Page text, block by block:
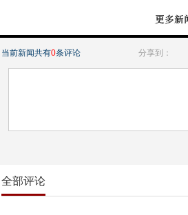
当前新闻共有0条评论 分享到：
全部评论